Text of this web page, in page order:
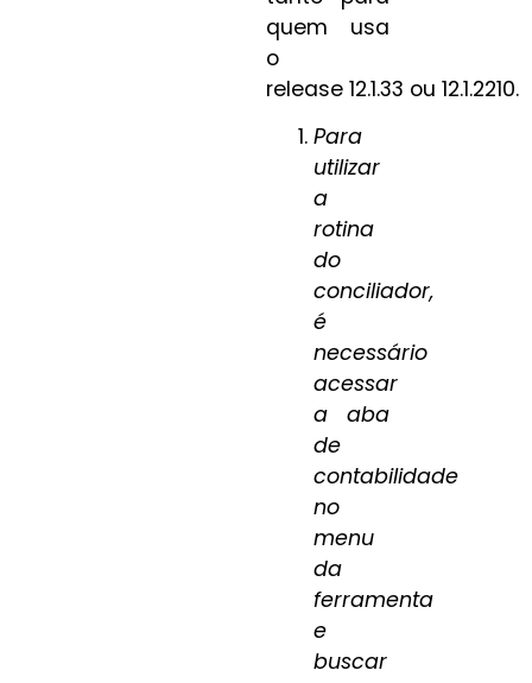
quem usa
o
release 12.1.33 ou 12.1.2210.
Para
utilizar
a
rotina
do
conciliador,
é
necessário
acessar
a aba
de
contabilidade
no
menu
da
ferramenta
e
buscar